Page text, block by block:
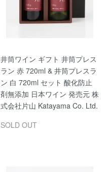
井筒ワイン ギフト 井筒プレス
ラン 赤 720ml & 井筒プレスラ
ン 白 720ml セット 酸化防止
剤無添加 日本ワイン 発売元 株
式会社片山 Katayama Co. Ltd.
SOLD OUT